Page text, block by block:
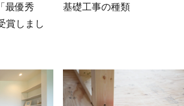
最優秀
賞しまし
基礎工事の種類